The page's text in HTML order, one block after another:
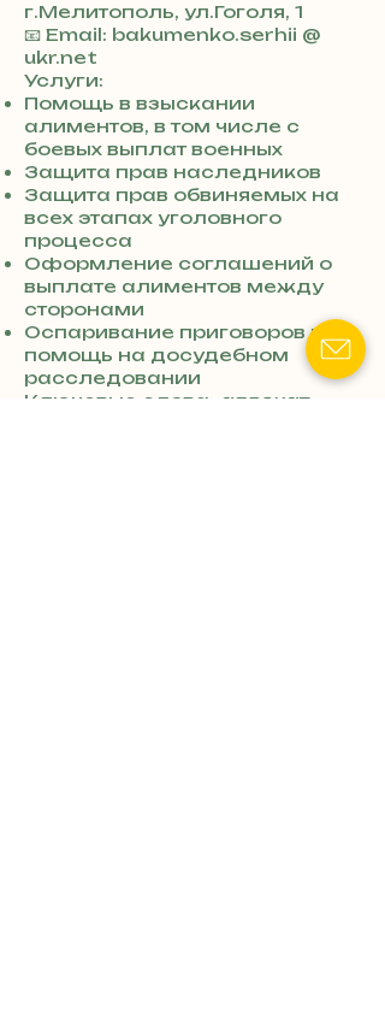
г.Мелитополь, ул.Гоголя, 1
+
3
8
0
7
3
0
4
8
5
7
8
4
📧 Email: bakumenko.serhii @
ukr.net
Услуги:
Помощь в взыскании
алиментов, в том числе с
боевых выплат военных
Защита прав наследников
Защита прав обвиняемых на
всех этапах уголовного
процесса
Оформление соглашений о
выплате алиментов между
сторонами
Оспаривание приговоров и
помощь на досудебном
расследовании
Ключевые слова:
адвокат